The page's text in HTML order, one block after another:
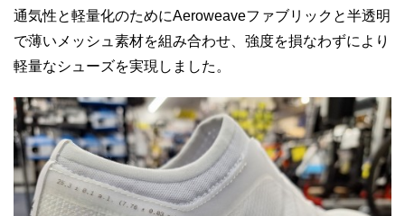
通気性と軽量化のためにAeroweaveファブリックと半透明
で薄いメッシュ素材を組み合わせ、強度を損なわずにより
軽量なシューズを実現しました。